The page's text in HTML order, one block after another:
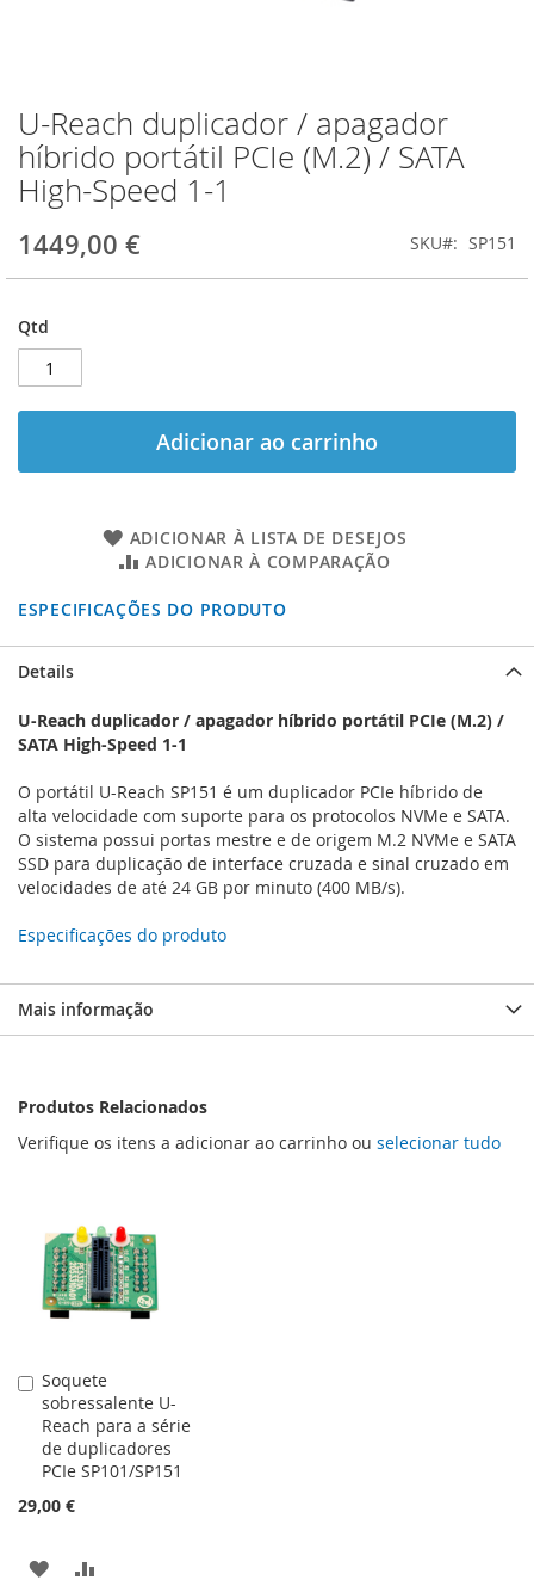
U-Reach duplicador / apagador
híbrido portátil PCIe (M.2) / SATA
High-Speed 1-1
1449,00 € SKU SP151
Qtd
Adicionar ao carrinho
ADICIONAR À LISTA DE DESEJOS
ADICIONAR À COMPARAÇÃO
ESPECIFICAÇÕES DO PRODUTO
Saltar
para
o
início
Galeria
de
imagens
Details
U-Reach duplicador / apagador híbrido portátil PCIe (M.2) /
SATA High-Speed 1-1
O portátil U-Reach SP151 é um duplicador PCIe híbrido de
alta velocidade com suporte para os protocolos NVMe e SATA.
O sistema possui portas mestre e de origem M.2 NVMe e SATA
SSD para duplicação de interface cruzada e sinal cruzado em
velocidades de até 24 GB por minuto (400 MB/s).
Especificações do produto
Mais informação
Produtos Relacionados
Verifique os itens a adicionar ao carrinho ou selecionar tudo
Soquete
sobressalente U-
Reach para a série
de duplicadores
PCIe SP101/SP151
29,00 €
Adicionar
ao
carrinho
ADICIONAR